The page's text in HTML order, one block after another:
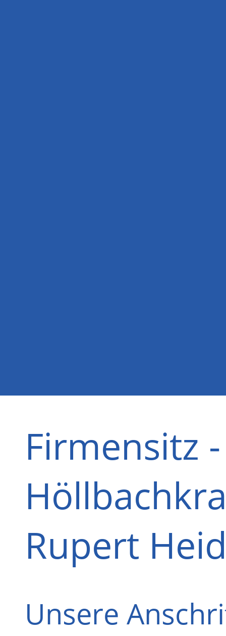
Firmensitz -
Rupert
Unsere